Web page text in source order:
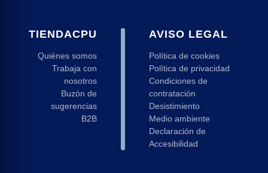
TIENDACPU
Quiénes somos
Trabaja con
nosotros
Buzón de
sugerencias
B2B
AVISO LEGAL
Política de cookies
Política de privacidad
Condiciones de
contratación
Desistimiento
Medio ambiente
Declaración de
Accesibilidad